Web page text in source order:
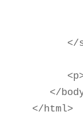
</
</
</html>